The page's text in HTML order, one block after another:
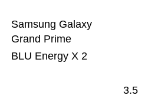
BLU Energy X 2
Samsung Galaxy
Grand Prime
3.5